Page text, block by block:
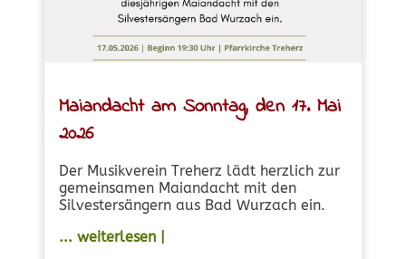
Maiandacht am Sonntag, den 17. Mai
2026
Der Musikverein Treherz lädt herzlich zur
gemeinsamen Maiandacht mit den
Silvestersängern aus Bad Wurzach ein.
... weiterlesen |